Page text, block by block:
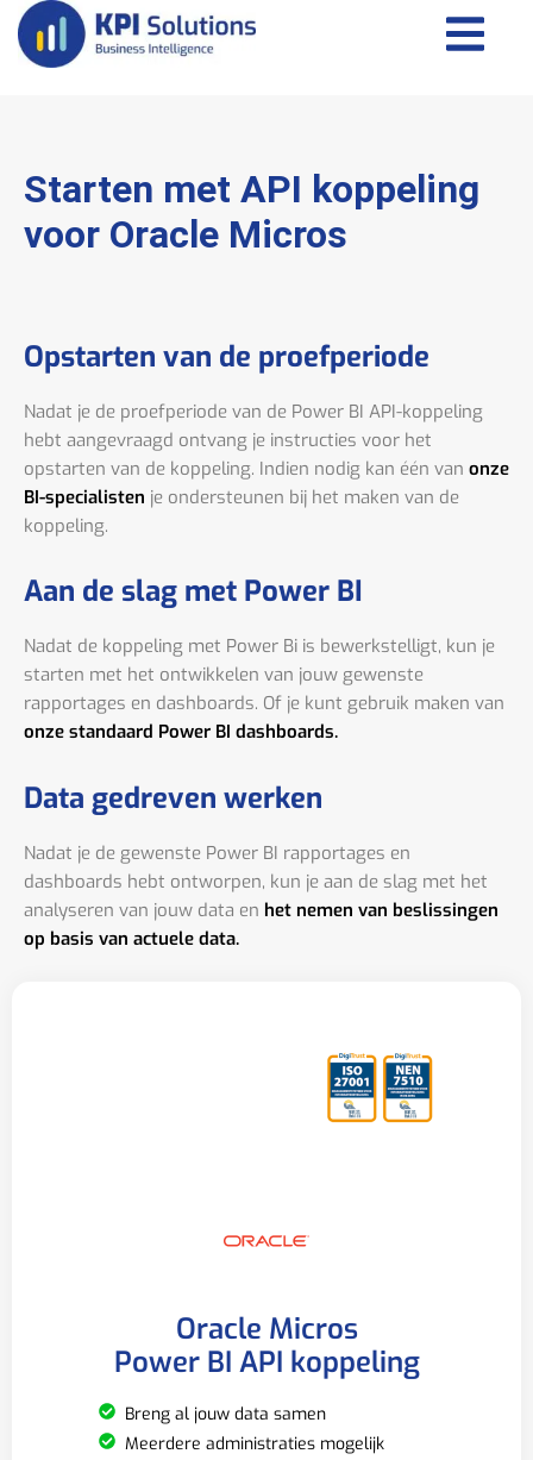
Starten met API koppeling
voor Oracle Micros
Opstarten van de proefperiode
Nadat je de proefperiode van de Power BI API-koppeling
hebt aangevraagd ontvang je instructies voor het
opstarten van de koppeling. Indien nodig kan één van onze
BI-specialisten je ondersteunen bij het maken van de
koppeling.
Aan de slag met Power BI
Nadat de koppeling met Power Bi is bewerkstelligt, kun je
starten met het ontwikkelen van jouw gewenste
rapportages en dashboards. Of je kunt gebruik maken van
onze standaard Power BI dashboards.
Data gedreven werken
Nadat je de gewenste Power BI rapportages en
dashboards hebt ontworpen, kun je aan de slag met het
analyseren van jouw data en het nemen van beslissingen
op basis van actuele data.
Oracle Micros
Power BI API koppeling
Breng al jouw data samen
Meerdere administraties mogelijk